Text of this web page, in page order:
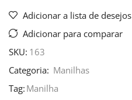
Adicionar a lista de desejos
Adicionar para comparar
SKU: 163
Categoria: Manilhas
Tag: Manilha